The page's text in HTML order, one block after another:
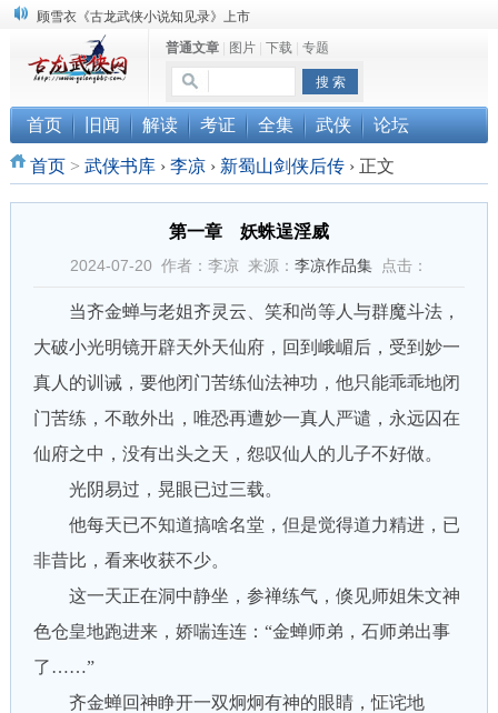
顾雪衣《古龙武侠小说知见录》上市
“武侠书库”查缺补漏活动圆满结束
《古龙小说原貌探究》修订版已上市
普通文章| 图片| 下载| 专题
首页 旧闻 解读 考证 全集 武侠 论坛
首页> 武侠书库 › 李凉 › 新蜀山剑侠后传 ›正文
第一章 妖蛛逞淫威
2024-07-20 作者：李凉 来源： 李凉作品集点击：
当齐金蝉与老姐齐灵云、笑和尚等人与群魔斗法，
大破小光明镜开辟天外天仙府，回到峨嵋后，受到妙一
真人的训诫，要他闭门苦练仙法神功，他只能乖乖地闭
门苦练，不敢外出，唯恐再遭妙一真人严谴，永远囚在
仙府之中，没有出头之天，怨叹仙人的儿子不好做。
光阴易过，晃眼已过三载。
他每天已不知道搞啥名堂，但是觉得道力精进，已
非昔比，看来收获不少。
这一天正在洞中静坐，参禅练气，倏见师姐朱文神
色仓皇地跑进来，娇喘连连：“金蝉师弟，石师弟出事
了……”
齐金蝉回神睁开一双炯炯有神的眼睛，怔诧地